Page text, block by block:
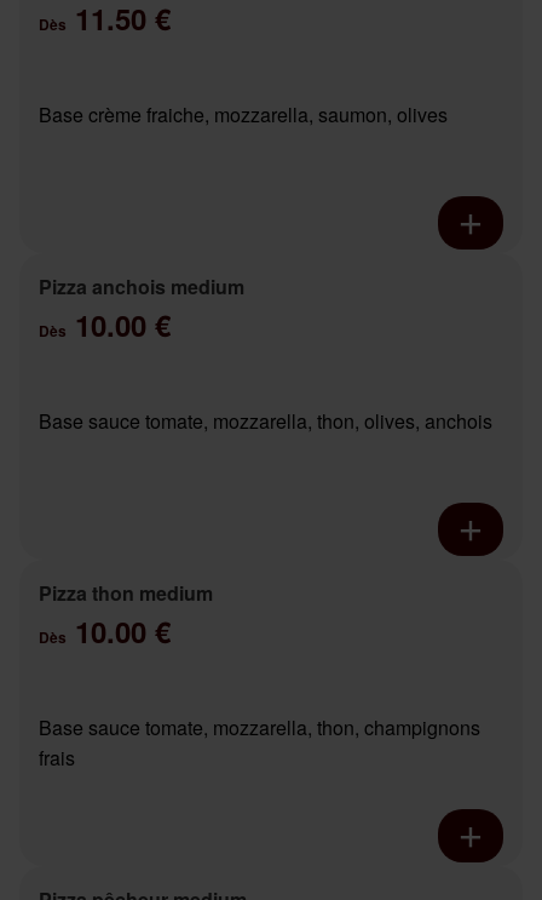
Dès 11.50 €
Base crème fraiche, mozzarella, saumon, olives
Pizza anchois medium
Dès 10.00 €
Base sauce tomate, mozzarella, thon, olives, anchois
Pizza thon medium
Dès 10.00 €
Base sauce tomate, mozzarella, thon, champignons
frais